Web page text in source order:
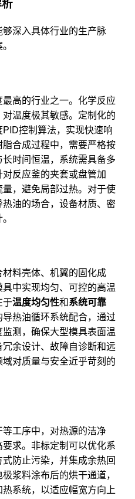
深入具体行业的生产脉
高的行业之一。化学反应
温度极其敏感。定制化的
控制算法，实现快速响
合成过程中，需要严格按
时间恒温，系统需具备多
反应釜的夹套或盘管加
，避免局部过热。对于使
油的场合，设备材质、密
料壳体、机翼的固化成
中实现均匀、可控的高温
于温度均匀性和系统可靠
热油循环系统配合，通过
测，确保大型模具表面温
余设计、故障自诊断和远
对质量与安全近乎苛刻的
工序中，对热源的洁净
求。非标定制可以优化系
防止污染，并集成余热回
浆料涂布后的烘干通道，
系统，以适应幅宽方向上